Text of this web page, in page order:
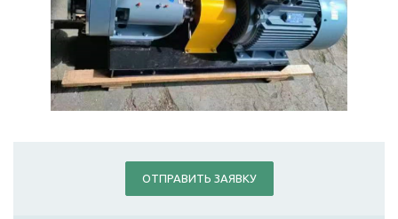
ОТПРАВИТЬ ЗАЯВКУ